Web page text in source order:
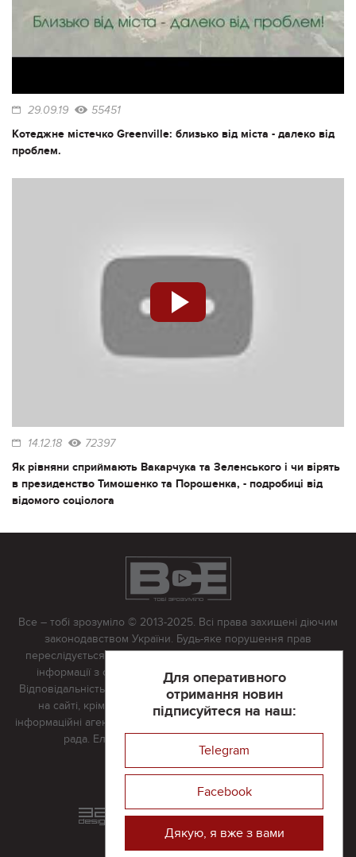
29.09.19 55451
Котеджне містечко Greenville: близько від міста - далеко від
проблем.
14.12.18 72397
Як рівняни сприймають Вакарчука та Зеленського і чи вірять
в президенство Тимошенко та Порошенка, - подробиці від
відомого соціолога
Для оперативного
отримання новин
підписуйтеся на наш:
Telegram
Facebook
Дякую, я вже з вами
Все – тобі зрозуміло © 2013-2025. Всі права захищені діючим
законодавством України. Будь-яке порушення прав
переслідується в судовому порядку. Будь-яке відтворення
інформації з сайту тільки з письмово дозволу редакції.
Відповідальність за достовірність усіх матеріалів, розміщених
на сайті, крім матеріалів, які містять посилання на інші
інформаційні агентства або інтернет-видання, несе редакційна
рада. Електронна пошта:
Реклама на сайті
Розроблений та підтримується